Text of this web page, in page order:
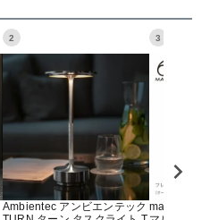
2
Ambientec アンビエンテック
3
maruni マ